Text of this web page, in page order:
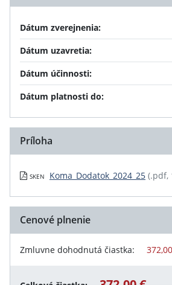
Dátum zverejnenia:
Dátum uzavretia:
Dátum účinnosti:
Dátum platnosti do:
Príloha
SKEN Koma_Dodatok_2024_25 (.pdf,
Cenové plnenie
Zmluvne dohodnutá čiastka: